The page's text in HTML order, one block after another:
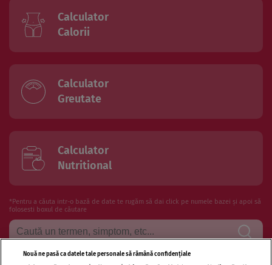
Calculator
Calorii
Calculator
Greutate
Calculator
Nutritional
*Pentru a căuta intr-o bază de date te rugăm să dai click pe numele bazei și apoi să
folosesti boxul de căutare
Nouă ne pasă ca datele tale personale să rămână confidențiale